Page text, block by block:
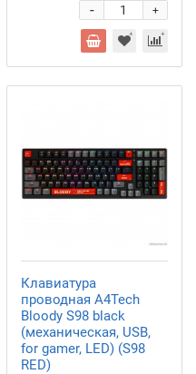
+
-
Клавиатура
проводная A4Tech
Bloody S98 black
(механическая, USB,
for gamer, LED) (S98
RED)